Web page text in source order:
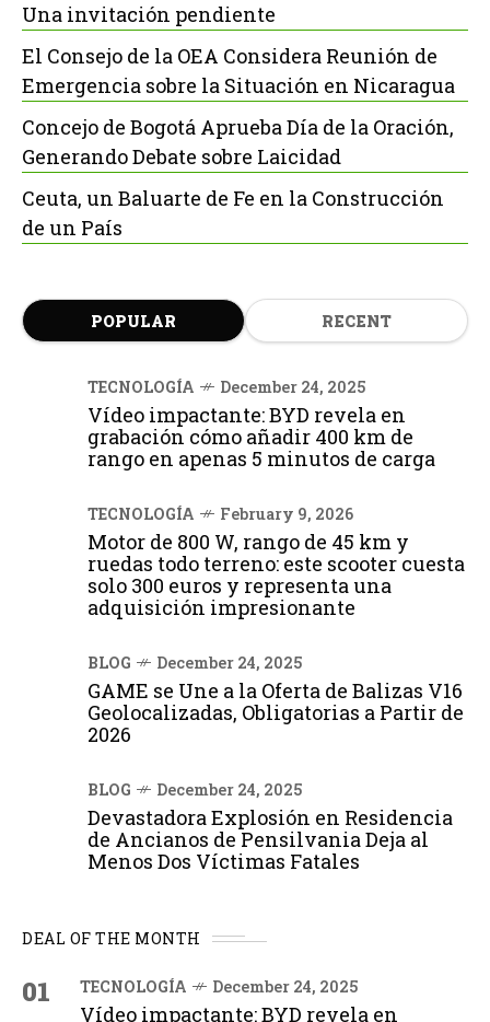
Una invitación pendiente
El Consejo de la OEA Considera Reunión de
Emergencia sobre la Situación en Nicaragua
Concejo de Bogotá Aprueba Día de la Oración,
Generando Debate sobre Laicidad
Ceuta, un Baluarte de Fe en la Construcción
de un País
POPULAR RECENT
TECNOLOGÍA December 24, 2025
Vídeo impactante: BYD revela en
grabación cómo añadir 400 km de
rango en apenas 5 minutos de carga
TECNOLOGÍA February 9, 2026
Motor de 800 W, rango de 45 km y
ruedas todo terreno: este scooter cuesta
solo 300 euros y representa una
adquisición impresionante
BLOG December 24, 2025
GAME se Une a la Oferta de Balizas V16
Geolocalizadas, Obligatorias a Partir de
2026
BLOG December 24, 2025
Devastadora Explosión en Residencia
de Ancianos de Pensilvania Deja al
Menos Dos Víctimas Fatales
DEAL OF THE MONTH
01 TECNOLOGÍA December 24, 2025
Vídeo impactante: BYD revela en